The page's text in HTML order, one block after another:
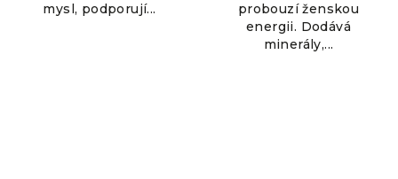
mysl, podporují...
probouzí ženskou
energii. Dodává
minerály,...